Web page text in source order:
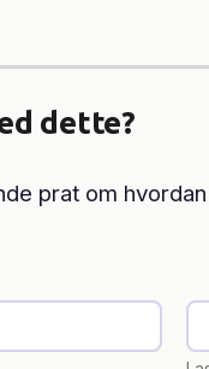
dette?
prat om